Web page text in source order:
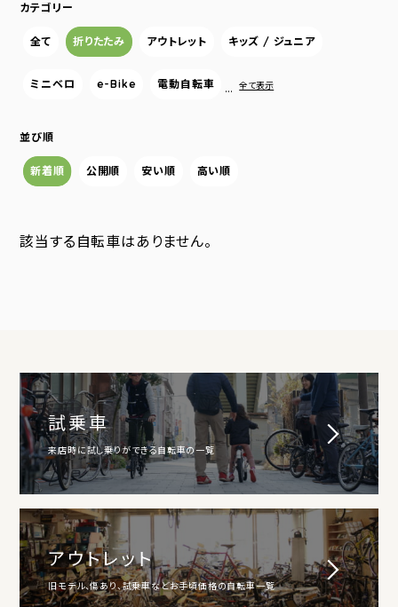
カテゴリー
全て 折りたたみ アウトレット キッズ / ジュニア
ミニベロ e-Bike 電動自転車 … 全て表示
並び順
新着順 公開順 安い順 高い順
該当する自転車はありません。
試乗車
来店時に試し乗りができる自転車の一覧
アウトレット
旧モデル、傷あり、試乗車などお手頃価格の自転車一覧